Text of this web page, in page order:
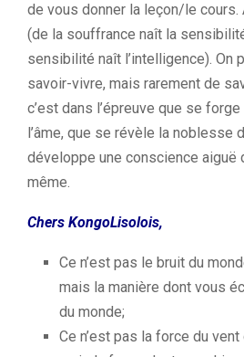
de vous donner la leçon/le cours.
(de la souffrance naît la
sensibilité naît l’intelligence). On
savoir-vivre, mais rarement de
c’est dans l’épreuve que se
l’âme, que se révèle la noblesse
développe une conscience aiguë
même.
Chers KongoLisolois,
Ce n’est pas le bruit du
mais la manière dont vous
du monde;
Ce n’est pas la force du